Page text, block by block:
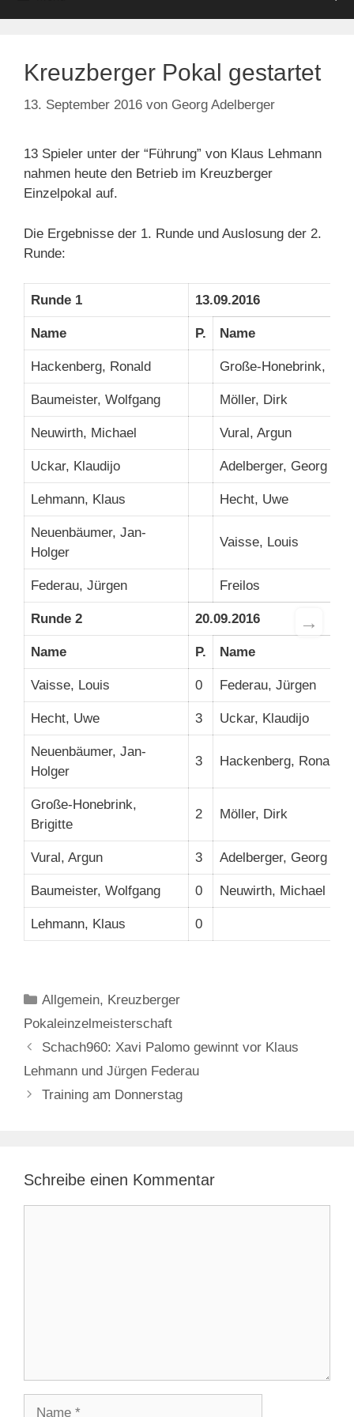
Kreuzberger Pokal gestartet
13. September 2016 von Georg Adelberger
13 Spieler unter der “Führung” von Klaus Lehmann
nahmen heute den Betrieb im Kreuzberger
Einzelpokal auf.
Die Ergebnisse der 1. Runde und Auslosung der 2.
Runde:
Runde 1 13.09.2016
Name P. Name
Hackenberg, Ronald Große-Honebrink,
Baumeister, Wolfgang Möller, Dirk
Neuwirth, Michael Vural, Argun
Uckar, Klaudijo Adelberger, Georg
Lehmann, Klaus Hecht, Uwe
Neuenbäumer, Jan-
Holger
Vaisse, Louis
Federau, Jürgen Freilos
Runde 2 20.09.2016
Name P. Name
Vaisse, Louis 0 Federau, Jürgen
Hecht, Uwe 3 Uckar, Klaudijo
Neuenbäumer, Jan-
Holger
3 Hackenberg, Ronald
Große-Honebrink,
Brigitte
2 Möller, Dirk
Vural, Argun 3 Adelberger, Georg
Baumeister, Wolfgang 0 Neuwirth, Michael
Lehmann, Klaus 0
→
Kategorien
Allgemein, Kreuzberger
Pokaleinzelmeisterschaft
Schach960: Xavi Palomo gewinnt vor Klaus
Lehmann und Jürgen Federau
Training am Donnerstag
Schreibe einen Kommentar